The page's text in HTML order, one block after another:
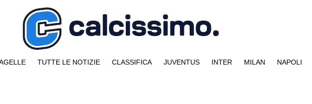
TUTTE LE NOTIZIE CLASSIFICA JUVENTUS INTER MILAN NAPOLI